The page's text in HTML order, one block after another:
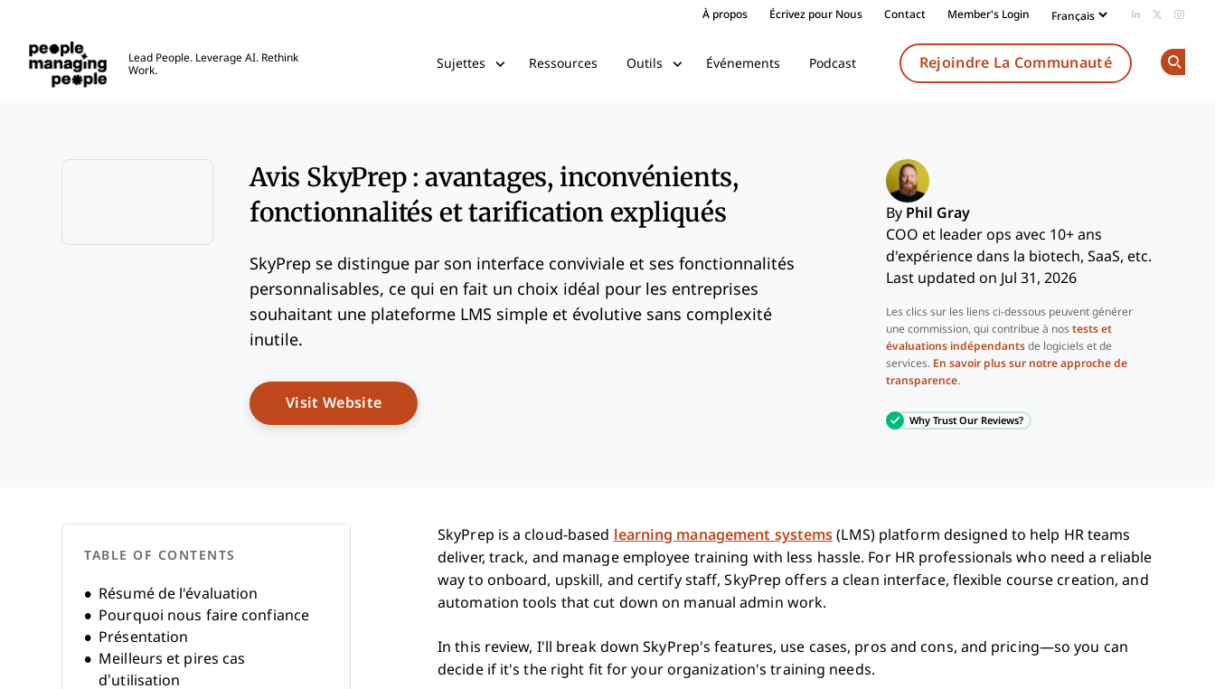
À propos Écrivez pour Nous Contact Member's Login Add us on
Follow
Lead People. Leverage AI. Rethink
Work.
Sujettes Ressources Outils Événements Podcast Rejoindre La Communauté
Avis SkyPrep : avantages, inconvénients,
fonctionnalités et tarification expliqués
SkyPrep se distingue par son interface conviviale et ses fonctionnalités
personnalisables, ce qui en fait un choix idéal pour les entreprises
souhaitant une plateforme LMS simple et évolutive sans complexité
inutile.
Visit WebsiteOpens New Window
By Phil Gray
COO et leader ops avec 10+ ans
d'expérience dans la biotech, SaaS, etc.
Last updated on Jul 31, 2026
Les clics sur les liens ci-dessous peuvent générer
une commission, qui contribue à nos tests et
évaluations indépendants de logiciels et de
services. En savoir plus sur notre approche de
transparence.
Why Trust Our Reviews?
TABLE OF CONTENTS
Résumé de l'évaluation
Pourquoi nous faire confiance
Présentation
Meilleurs et pires cas
d’utilisation
SkyPrep is a cloud-based learning management systems (LMS) platform designed to help HR teams
deliver, track, and manage employee training with less hassle. For HR professionals who need a reliable
way to onboard, upskill, and certify staff, SkyPrep offers a clean interface, flexible course creation, and
automation tools that cut down on manual admin work.
In this review, I'll break down SkyPrep's features, use cases, pros and cons, and pricing—so you can
decide if it's the right fit for your organization's training needs.